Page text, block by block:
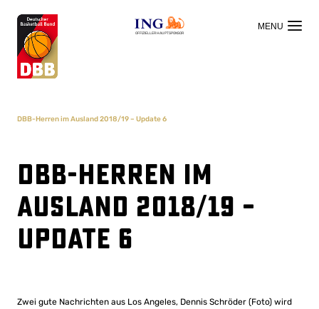
OFFIZIELLER HAUPTSPONSOR
DBB-Herren im Ausland 2018/19 – Update 6
DBB-Herren im
Ausland 2018/19 –
Update 6
Zwei gute Nachrichten aus Los Angeles, Dennis Schröder (Foto) wird